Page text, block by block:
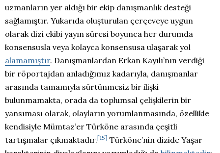
uzmanların yer aldığı bir ekip danışmanlık desteği
sağlamıştır. Yukarıda oluşturulan çerçeveye uygun
olarak dizi ekibi yayın süresi boyunca her durumda
konsensusla veya kolayca konsensusa ulaşarak yol
alamamıştır. Danışmanlardan Erkan Kayılı’nın verdiği
bir röportajdan anladığımız kadarıyla, danışmanlar
arasında tamamıyla sürtünmesiz bir ilişki
bulunmamakta, orada da toplumsal çelişkilerin bir
yansıması olarak, olayların yorumlanmasında, özellikle
kendisiyle Mümtaz’er Türköne arasında çeşitli
tartışmalar çıkmaktadır.[15] Türköne’nin dizide Yaşar